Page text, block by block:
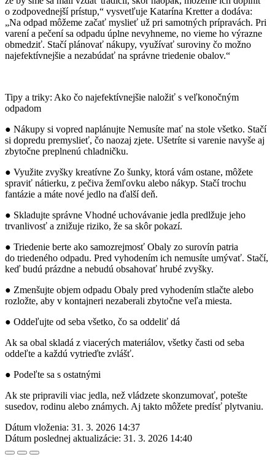
o zodpovednejší prístup,“ vysvetľuje Katarína Kretter a dodáva:
„Na odpad môžeme začať myslieť už pri samotných prípravách. Pri
varení a pečení sa odpadu úplne nevyhneme, no vieme ho výrazne
obmedziť. Stačí plánovať nákupy, využívať suroviny čo možno
najefektívnejšie a nezabúdať na správne triedenie obalov.“
Tipy a triky: Ako čo najefektívnejšie naložiť s veľkonočným
odpadom
● Nákupy si vopred naplánujte Nemusíte mať na stole všetko. Stačí
si dopredu premyslieť, čo naozaj zjete. Ušetríte si varenie navyše aj
zbytočne preplnenú chladničku.
● Využite zvyšky kreatívne Zo šunky, ktorá vám ostane, môžete
spraviť nátierku, z pečiva žemľovku alebo nákyp. Stačí trochu
fantázie a máte nové jedlo na ďalší deň.
● Skladujte správne Vhodné uchovávanie jedla predlžuje jeho
trvanlivosť a znižuje riziko, že sa skôr pokazí.
● Triedenie berte ako samozrejmosť Obaly zo surovín patria
do triedeného odpadu. Pred vyhodením ich nemusíte umývať. Stačí,
keď budú prázdne a nebudú obsahovať hrubé zvyšky.
● Zmenšujte objem odpadu Obaly pred vyhodením stlačte alebo
rozložte, aby v kontajneri nezaberali zbytočne veľa miesta.
● Oddeľujte od seba všetko, čo sa oddeliť dá
Ak sa obal skladá z viacerých materiálov, všetky časti od seba
oddeľte a každú vytrieďte zvlášť.
● Podeľte sa s ostatnými
Ak ste pripravili viac jedla, než vládzete skonzumovať, potešte
susedov, rodinu alebo známych. Aj takto môžete predísť plytvaniu.
Dátum vloženia: 31. 3. 2026 14:37
Dátum poslednej aktualizácie: 31. 3. 2026 14:40